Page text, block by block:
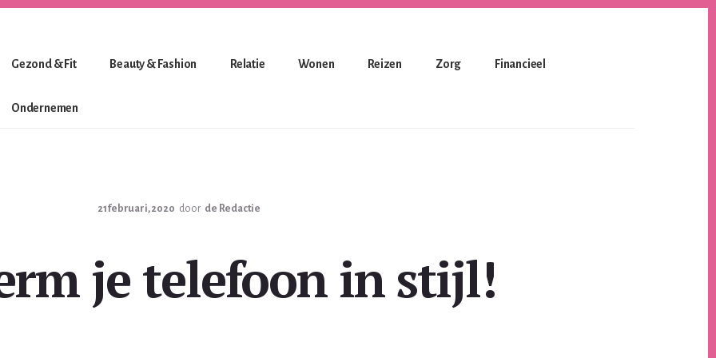
Gezond & Fit Beauty & Fashion Relatie Wonen Reizen Zorg Financieel
Ondernemen
21 februari, 2020 door de Redactie
je telefoon in stijl!